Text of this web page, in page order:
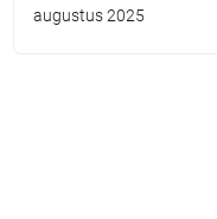
augustus 2025